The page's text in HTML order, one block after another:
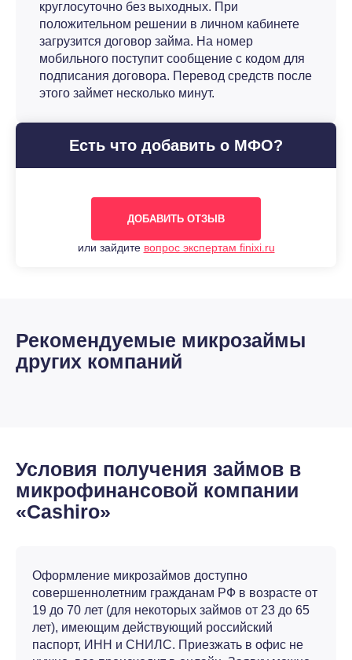
круглосуточно без выходных. При
положительном решении в личном кабинете
загрузится договор займа. На номер
мобильного поступит сообщение с кодом для
подписания договора. Перевод средств после
этого займет несколько минут.
Есть что добавить о МФО?
ДОБАВИТЬ ОТЗЫВ
или зайдите вопрос экспертам finixi.ru
Рекомендуемые микрозаймы
других компаний
Условия получения займов в
микрофинансовой компании
«Cashiro»
Оформление микрозаймов доступно
совершеннолетним гражданам РФ в возрасте от
19 до 70 лет (для некоторых займов от 23 до 65
лет), имеющим действующий российский
паспорт, ИНН и СНИЛС. Приезжать в офис не